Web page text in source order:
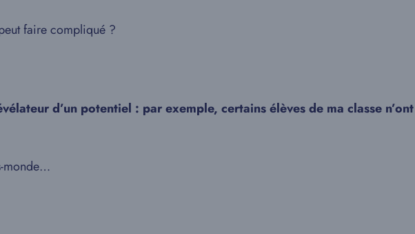
faire compliqué ?
d’un potentiel : par exemple, certains élèves de ma classe
monde…